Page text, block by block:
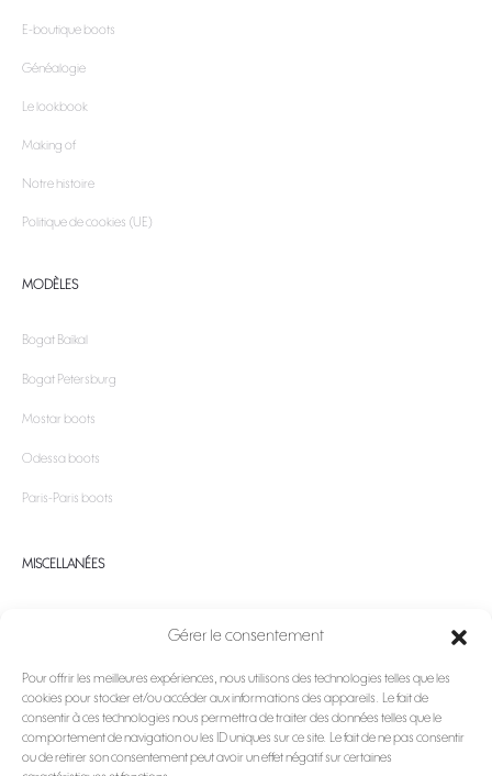
Gérer le consentement
Pour offrir les meilleures expériences, nous utilisons des technologies telles que les
cookies pour stocker et/ou accéder aux informations des appareils. Le fait de
consentir à ces technologies nous permettra de traiter des données telles que le
comportement de navigation ou les ID uniques sur ce site. Le fait de ne pas consentir
ou de retirer son consentement peut avoir un effet négatif sur certaines
E-boutique boots
Généalogie
Le lookbook
Making of
Notre histoire
Politique de cookies (UE)
MODÈLES
Bogat Baïkal
Bogat Petersburg
Mostar boots
Odessa boots
Paris-Paris boots
MISCELLANÉES
E-boutique boots
Livraison et paiement
Politique de cookies (UE)